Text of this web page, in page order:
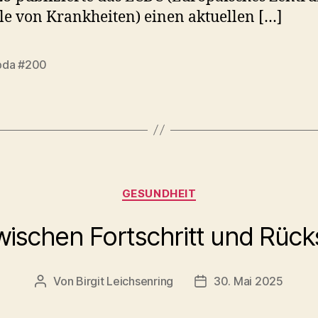
von Krankheiten) einen aktuellen […]
#200
Kategorien
GESUNDHEIT
Fortschritt und
Beitragsautor
Von Birgit Leichsenring Beitragsdatum
30. Mai 2025